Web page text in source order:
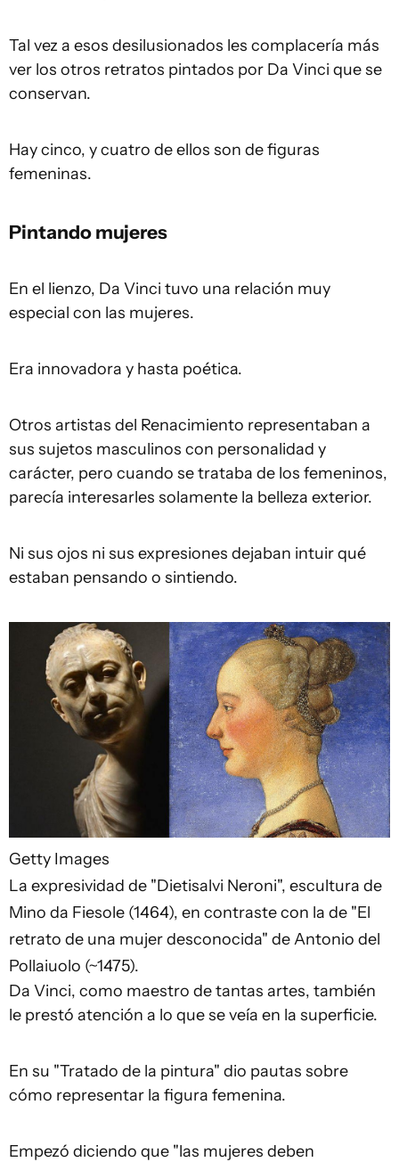
Tal vez a esos desilusionados les complacería más
ver los otros retratos pintados por Da Vinci que se
conservan.
Hay cinco, y cuatro de ellos son de figuras
femeninas.
Pintando mujeres
En el lienzo, Da Vinci tuvo una relación muy
especial con las mujeres.
Era innovadora y hasta poética.
Otros artistas del Renacimiento representaban a
sus sujetos masculinos con personalidad y
carácter, pero cuando se trataba de los femeninos,
parecía interesarles solamente la belleza exterior.
Ni sus ojos ni sus expresiones dejaban intuir qué
estaban pensando o sintiendo.
Getty Images
La expresividad de "Dietisalvi Neroni", escultura de
Mino da Fiesole (1464), en contraste con la de "El
retrato de una mujer desconocida" de Antonio del
Pollaiuolo (~1475).
Da Vinci, como maestro de tantas artes, también
le prestó atención a lo que se veía en la superficie.
En su "Tratado de la pintura" dio pautas sobre
cómo representar la figura femenina.
Empezó diciendo que "las mujeres deben